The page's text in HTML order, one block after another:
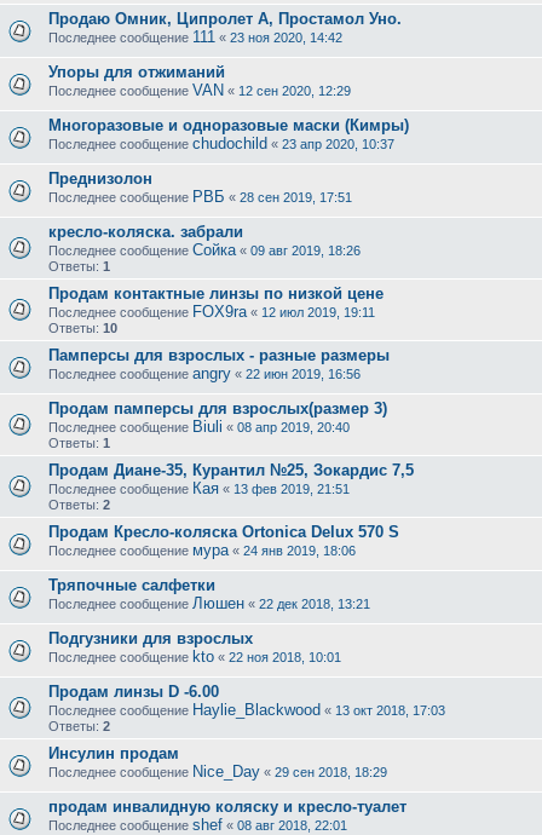
Продаю Омник, Ципролет А, Простамол Уно.
Последнее сообщение 111 « 23 ноя 2020, 14:42
Упоры для отжиманий
Последнее сообщение VAN « 12 сен 2020, 12:29
Многоразовые и одноразовые маски (Кимры)
Последнее сообщение chudochild « 23 апр 2020, 10:37
Преднизолон
Последнее сообщение РВБ « 28 сен 2019, 17:51
кресло-коляска. забрали
Последнее сообщение Сойка « 09 авг 2019, 18:26
Ответы: 1
Продам контактные линзы по низкой цене
Последнее сообщение FOX9ra « 12 июл 2019, 19:11
Ответы: 10
Памперсы для взрослых - разные размеры
Последнее сообщение angry « 22 июн 2019, 16:56
Продам памперсы для взрослых(размер 3)
Последнее сообщение Biuli « 08 апр 2019, 20:40
Ответы: 1
Продам Диане-35, Курантил №25, Зокардис 7,5
Последнее сообщение Кая « 13 фев 2019, 21:51
Ответы: 2
Продам Кресло-коляска Ortonica Delux 570 S
Последнее сообщение мура « 24 янв 2019, 18:06
Тряпочные салфетки
Последнее сообщение Люшен « 22 дек 2018, 13:21
Подгузники для взрослых
Последнее сообщение kto « 22 ноя 2018, 10:01
Продам линзы D -6.00
Последнее сообщение Haylie_Blackwood « 13 окт 2018, 17:03
Ответы: 2
Инсулин продам
Последнее сообщение Nice_Day « 29 сен 2018, 18:29
продам инвалидную коляску и кресло-туалет
Последнее сообщение shef « 08 авг 2018, 22:01